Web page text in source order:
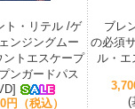
ト・リテル /ゲ
ンジングムー
ントエスケープ
ンガードパス
円（税込）
ブレ
の必須
ル・エ
(